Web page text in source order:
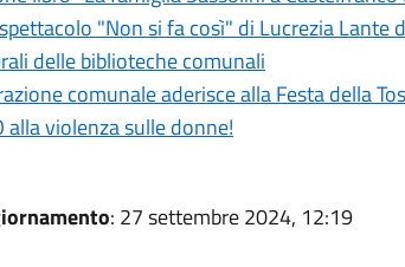
"Non si fa così" di Lucrezia Lante
delle biblioteche comunali
comunale aderisce alla Festa della
alla violenza sulle donne!
: 27 settembre 2024, 12:19